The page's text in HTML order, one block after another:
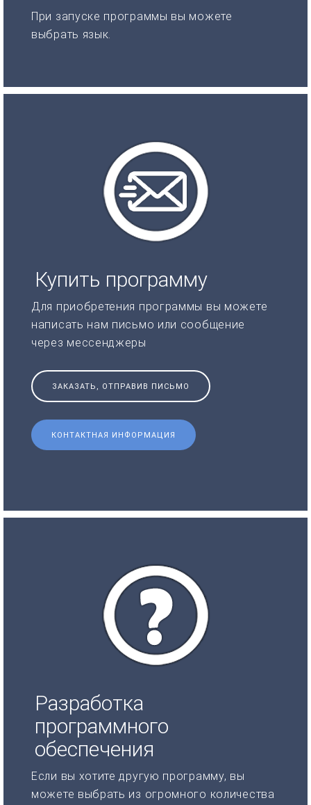
При запуске программы вы можете
выбрать язык.
Купить программу
Для приобретения программы вы можете
написать нам письмо или сообщение
через мессенджеры
ЗАКАЗАТЬ, ОТПРАВИВ ПИСЬМО
КОНТАКТНАЯ ИНФОРМАЦИЯ
Разработка
программного
обеспечения
Если вы хотите другую программу, вы
можете выбрать из огромного количества